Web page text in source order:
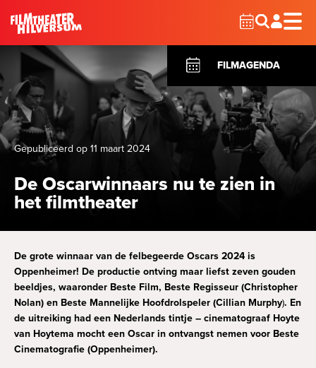
Nu te zien
Programma
Alle films
Familiefilms
Verwacht
Picl
Sneak Preview
Rainbow Night
Ontbijt & Film
Previously Unreleased
English subtitles
Organisatie
Geschiedenis
Het gebouw
Contact
Cineville
FILMAGENDA
Gepubliceerd op 11 maart 2024
De Oscarwinnaars nu te zien in
het filmtheater
De grote winnaar van de felbegeerde Oscars 2024 is
Oppenheimer! De productie ontving maar liefst zeven gouden
beeldjes, waaronder Beste Film, Beste Regisseur (Christopher
Nolan) en Beste Mannelijke Hoofdrolspeler (Cillian Murphy). En
de uitreiking had een Nederlands tintje – cinematograaf Hoyte
van Hoytema mocht een Oscar in ontvangst nemen voor Beste
Cinematografie (Oppenheimer).